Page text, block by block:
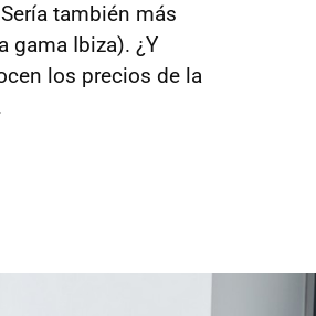
también más
gama Ibiza). ¿Y
los precios de la